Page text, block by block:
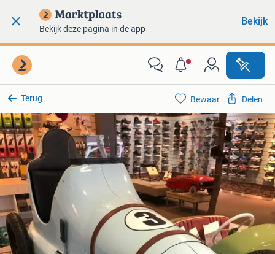
Bekijk deze pagina in de app
Bekijk
Terug Bewaar Delen